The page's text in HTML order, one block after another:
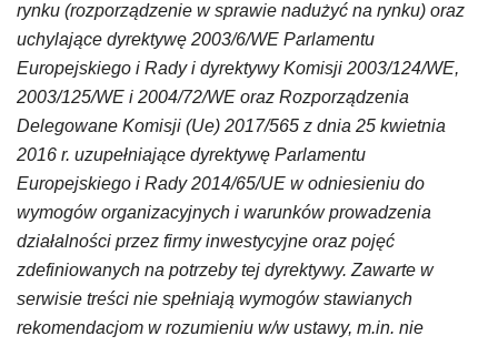
rynku (rozporządzenie w sprawie nadużyć na rynku) oraz
uchylające dyrektywę 2003/6/WE Parlamentu
Europejskiego i Rady i dyrektywy Komisji 2003/124/WE,
2003/125/WE i 2004/72/WE oraz Rozporządzenia
Delegowane Komisji (Ue) 2017/565 z dnia 25 kwietnia
2016 r. uzupełniające dyrektywę Parlamentu
Europejskiego i Rady 2014/65/UE w odniesieniu do
wymogów organizacyjnych i warunków prowadzenia
działalności przez firmy inwestycyjne oraz pojęć
zdefiniowanych na potrzeby tej dyrektywy. Zawarte w
serwisie treści nie spełniają wymogów stawianych
rekomendacjom w rozumieniu w/w ustawy, m.in. nie